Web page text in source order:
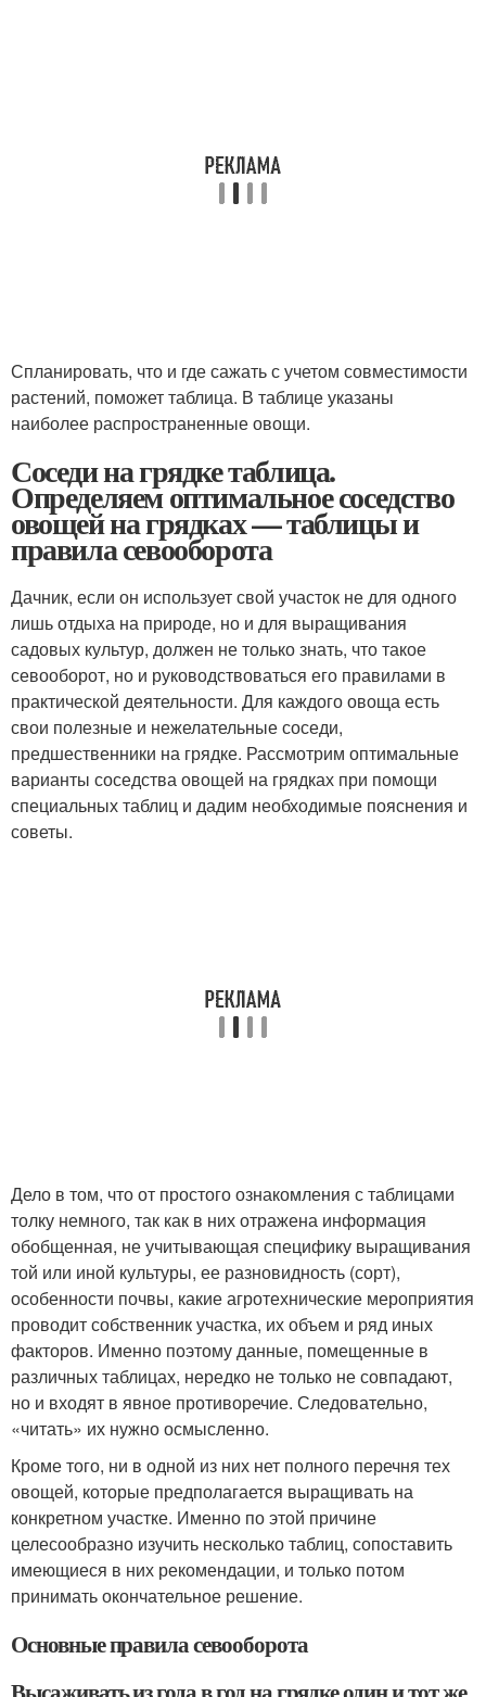
Спланировать, что и где сажать с учетом совместимости
растений, поможет таблица. В таблице указаны
наиболее распространенные овощи.
Соседи на грядке таблица.
Определяем оптимальное соседство
овощей на грядках — таблицы и
правила севооборота
Дачник, если он использует свой участок не для одного
лишь отдыха на природе, но и для выращивания
садовых культур, должен не только знать, что такое
севооборот, но и руководствоваться его правилами в
практической деятельности. Для каждого овоща есть
свои полезные и нежелательные соседи,
предшественники на грядке. Рассмотрим оптимальные
варианты соседства овощей на грядках при помощи
специальных таблиц и дадим необходимые пояснения и
советы.
Дело в том, что от простого ознакомления с таблицами
толку немного, так как в них отражена информация
обобщенная, не учитывающая специфику выращивания
той или иной культуры, ее разновидность (сорт),
особенности почвы, какие агротехнические мероприятия
проводит собственник участка, их объем и ряд иных
факторов. Именно поэтому данные, помещенные в
различных таблицах, нередко не только не совпадают,
но и входят в явное противоречие. Следовательно,
«читать» их нужно осмысленно.
Кроме того, ни в одной из них нет полного перечня тех
овощей, которые предполагается выращивать на
конкретном участке. Именно по этой причине
целесообразно изучить несколько таблиц, сопоставить
имеющиеся в них рекомендации, и только потом
принимать окончательное решение.
Основные правила севооборота